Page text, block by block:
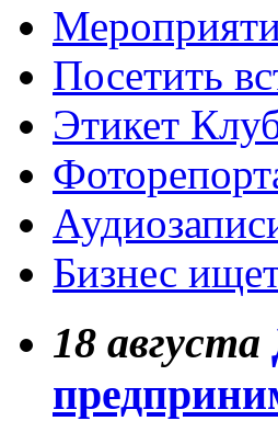
Посетить
Этикет
Бизнес
18 августа